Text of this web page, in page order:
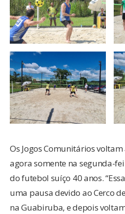
Os Jogos Comunitários
agora somente na segunda-
do futebol suíço 40 anos.
uma pausa devido ao Cerco
na Guabiruba, e depois